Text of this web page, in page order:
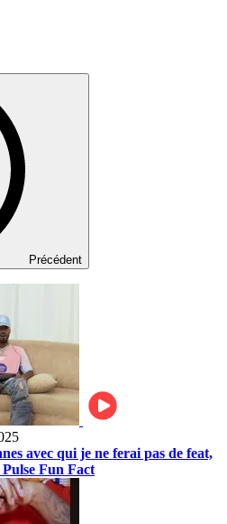
Précédent
avec qui je ne ferai pas de feat,
Pulse Fun Fact